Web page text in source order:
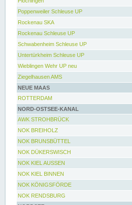
Poppenweiler Schleuse UP
Rockenau SKA
Rockenau Schleuse UP
Schwabenheim Schleuse UP
Untertürkheim Schleuse UP
Wieblingen Wehr UP neu
Ziegelhausen AMS
NEUE MAAS
ROTTERDAM
NORD-OSTSEE-KANAL
AWK STROHBRÜCK
NOK BREIHOLZ
NOK BRUNSBÜTTEL
NOK DÜKERSWISCH
NOK KIEL AUSSEN
NOK KIEL BINNEN
NOK KÖNIGSFÖRDE
NOK RENDSBURG